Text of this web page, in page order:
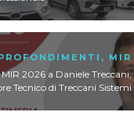
, MIR
2026 a Daniele Treccani,
Tecnico di Treccani Sistemi